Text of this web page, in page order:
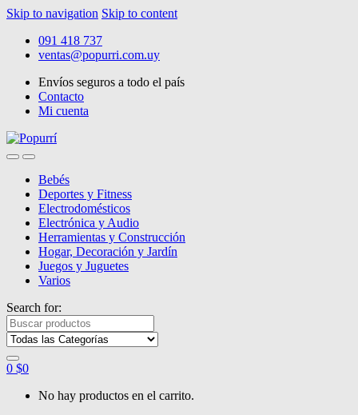
Skip to navigation Skip to content
091 418 737
ventas@popurri.com.uy
Envíos seguros a todo el país
Contacto
Mi cuenta
Bebés
Deportes y Fitness
Electrodomésticos
Electrónica y Audio
Herramientas y Construcción
Hogar, Decoración y Jardín
Juegos y Juguetes
Varios
Search for:
0 $0
No hay productos en el carrito.